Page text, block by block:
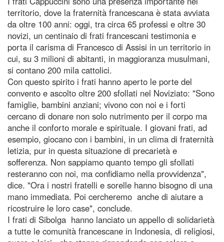
territorio, dove la fraternità francescana è stata avviata
da oltre 100 anni: oggi, tra circa 65 professi e oltre 30
novizi, un centinaio di frati francescani testimonia e
porta il carisma di Francesco di Assisi in un territorio in
cui, su 3 milioni di abitanti, in maggioranza musulmani,
si contano 200 mila cattolici.
Con questo spirito i frati hanno aperto le porte del
convento e ascolto oltre 200 sfollati nel Noviziato: "Sono
famiglie, bambini anziani; vivono con noi e i forti
cercano di donare non solo nutrimento per il corpo ma
anche il conforto morale e spirituale. I giovani frati, ad
esempio, giocano con i bambini, in un clima di fraternità
letizia, pur in questa situazione di precarietà e
sofferenza. Non sappiamo quanto tempo gli sfollati
resteranno con noi, ma confidiamo nella provvidenza",
dice. "Ora i nostri fratelli e sorelle hanno bisogno di una
mano immediata. Poi cercheremo anche di aiutare a
ricostruire le loro case", conclude.
I frati di Sibolga hanno lanciato un appello di solidarietà
a tutte le comunità francescane in Indonesia, di religiosi,